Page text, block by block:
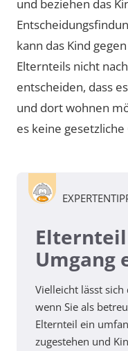
und beziehen das
kann das Kind
Elternteils nicht
entscheiden, dass
und dort wohnen
es keine
Umgang
Vielleicht lässt
wenn Sie als
Elternteil ein
zugestehen und